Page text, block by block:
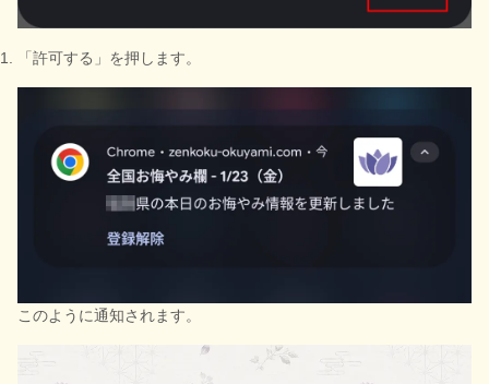
「許可する」を押します。
このように通知されます。